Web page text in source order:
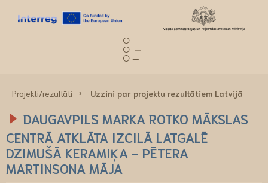
Projekti/rezultāti Uzzini par projektu rezultātiem Latvijā
DAUGAVPILS MARKA ROTKO MĀKSLAS
CENTRĀ ATKLĀTA IZCILĀ LATGALĒ
DZIMUŠĀ KERAMIĶA - PĒTERA
MARTINSONA MĀJA